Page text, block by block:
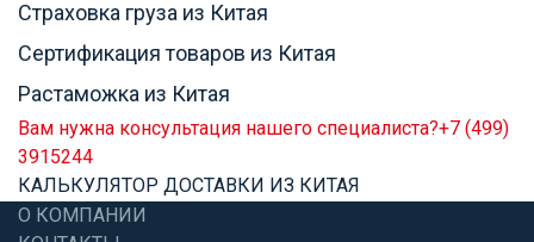
Страховка груза из Китая
Сертификация товаров из Китая
Растаможка из Китая
Вам нужна консультация нашего специалиста?+7 (499)
3915244
КАЛЬКУЛЯТОР ДОСТАВКИ ИЗ КИТАЯ
О КОМПАНИИ